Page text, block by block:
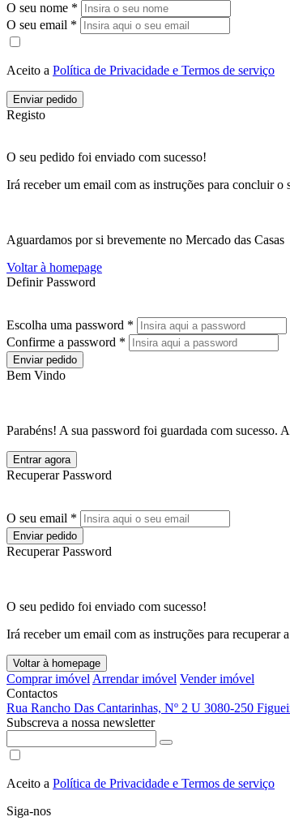
O seu nome *
O seu email *
Aceito a Política de Privacidade e Termos de serviço
Enviar pedido
Registo
O seu pedido foi enviado com sucesso!
Irá receber um email com as instruções para concluir o
Aguardamos por si brevemente no Mercado das Casas
Voltar à homepage
Definir Password
Escolha uma password *
Confirme a password *
Enviar pedido
Bem Vindo
Parabéns! A sua password foi guardada com sucesso.
Entrar agora
Recuperar Password
O seu email *
Enviar pedido
Recuperar Password
O seu pedido foi enviado com sucesso!
Irá receber um email com as instruções para recuperar
Voltar à homepage
Comprar imóvel Arrendar imóvel Vender imóvel
Contactos
Rua Rancho Das Cantarinhas, Nº 2 U 3080-250
Subscreva a nossa newsletter
Aceito a Política de Privacidade e Termos de serviço
Siga-nos